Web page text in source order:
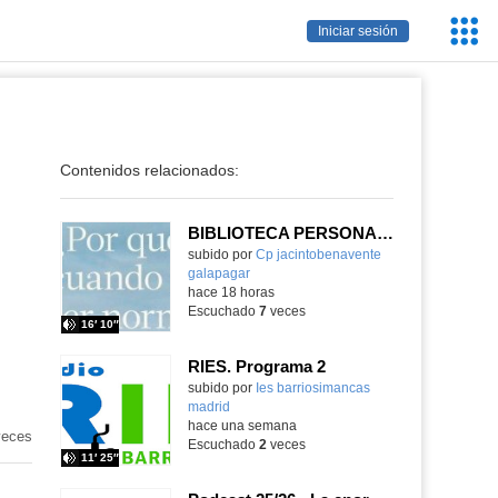
Iniciar sesión
Contenidos relacionados:
BIBLIOTECA PERSONAL 9: ¿Por qué ser feliz cuando puedes ser normal?
Contenido educativo.
subido por Cp jacintobenavente
galapagar
16′ 10″
-
hace 18 horas
Escuchado 7veces
RIES. Programa 2
Contenido educativo.
subido por Ies barriosimancas
madrid
11′ 25″
hace una semana
Escuchado 2 veces